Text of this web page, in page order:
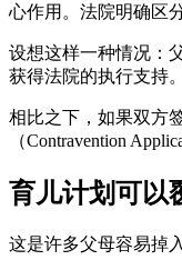
心作用。法院明确区
设想这样一种情况：
获得法院的执行支持
相比之下，如果双方
（Contravention
育儿计划可以
这是许多父母容易掉